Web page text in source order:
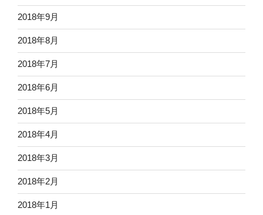
2018年9月
2018年8月
2018年7月
2018年6月
2018年5月
2018年4月
2018年3月
2018年2月
2018年1月